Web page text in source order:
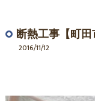
断熱工事【町田
2016/11/12